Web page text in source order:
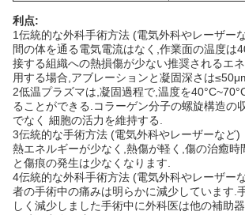
利点:
1伝統的な外科手術方法 (電気外科やレーザー
間の体を通る電気電流はなく,作業面の温度は
接する組織への熱損傷が少ない推奨されるエ
用する場合,アブレーションと凝固深さは
2低温プラズマは,凝固過程で,温度を
ることができる.コラーゲン分子の螺旋構造の
でなく 細胞の活力を維持する.
3伝統的な手術方法 (電気外科やレーザーなど)
熱エネルギーが少なく,熱傷が軽く,傷の治癒時
と傷痕の発生は少なくなります.
4伝統的な外科手術方法 (電気外科やレーザー
者の手術中の痛みは明らかに減少しています.
しく減少しました手術中に外科医は他の補助